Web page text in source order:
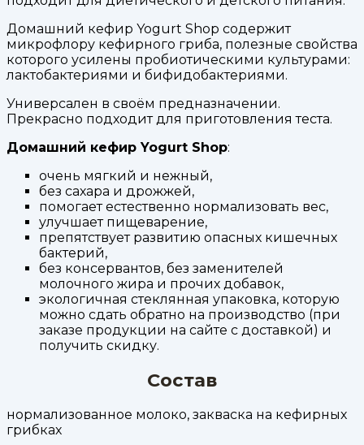
Домашний кефир Yogurt Shop содержит
микрофлору кефирного гриба, полезные свойства
которого усилены пробиотическими культурами:
лактобактериями и бифидобактериями.
Универсален в своём предназначении.
Прекрасно подходит для приготовления теста.
Домашний кефир Yogurt Shop:
очень мягкий и нежный,
без сахара и дрожжей,
помогает естественно нормализовать вес,
улучшает пищеварение,
препятствует развитию опасных кишечных
бактерий,
без консервантов, без заменителей
молочного жира и прочих добавок,
экологичная стеклянная упаковка, которую
можно сдать обратно на производство (при
заказе продукции на сайте с доставкой) и
получить скидку.
Состав
нормализованное молоко, закваска на кефирных
грибках